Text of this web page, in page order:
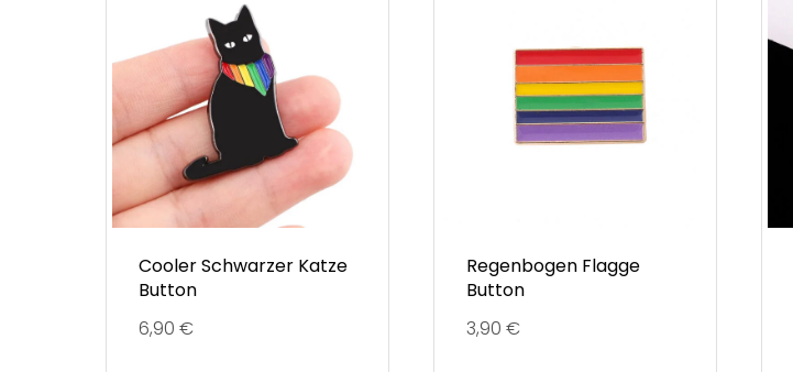
Cooler Schwarzer Katze
Button
6,90 €
Regenbogen Flagge
Button
3,90 €